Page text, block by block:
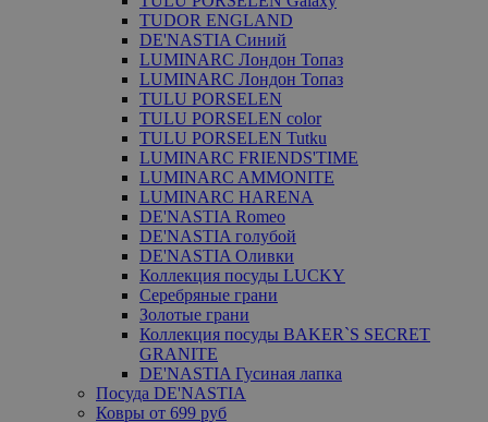
TUDOR ENGLAND
DE'NASTIA Синий
LUMINARC Лондон Топаз
LUMINARC Лондон Топаз
TULU PORSELEN
TULU PORSELEN color
TULU PORSELEN Tutku
LUMINARC FRIENDS'TIME
LUMINARC AMMONITE
LUMINARC HARENA
DE'NASTIA Romeo
DE'NASTIA голубой
DE'NASTIA Оливки
Коллекция посуды LUCKY
Серебряные грани
Золотые грани
Коллекция посуды BAKER`S SECRET
GRANITE
DE'NASTIA Гусиная лапка
Посуда DE'NASTIA
Ковры от 699 руб